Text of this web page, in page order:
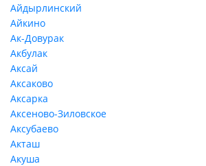
Айдырлинский
Айкино
Ак-Довурак
Акбулак
Аксай
Аксаково
Аксарка
Аксеново-Зиловское
Аксубаево
Акташ
Акуша